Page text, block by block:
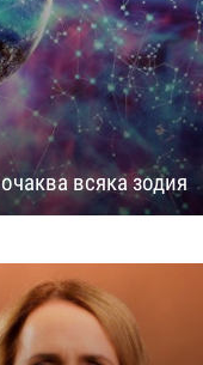
всяка зодия